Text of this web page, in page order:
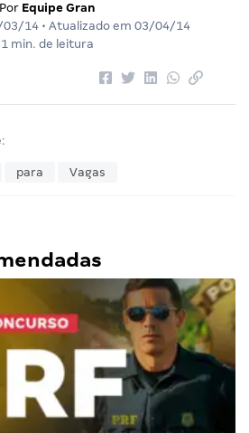
Por Equipe Gran
03/14 • Atualizado em 03/04/14
1 min. de leitura
para Vagas